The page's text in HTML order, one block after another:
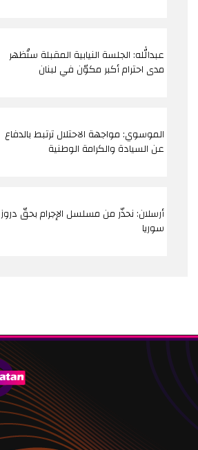
عبدالله: الجلسة النيابية المقبلة ستُظهر
مدى احترام أكبر مكوّن في لبنان
الموسوي: مواجهة الاحتلال ترتبط بالدفاع
عن السيادة والكرامة الوطنية
أرسلان: نحذّر من مسلسل الإجرام بحقّ دروز
سوريا